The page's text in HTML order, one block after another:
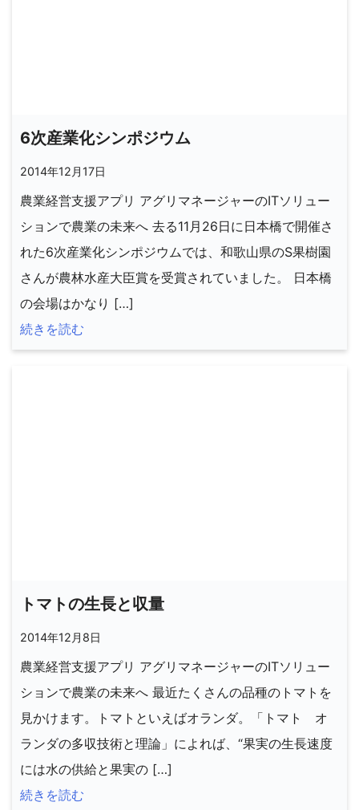
6次産業化シンポジウム
2014年12月17日
農業経営支援アプリ アグリマネージャーのITソリュー
ションで農業の未来へ 去る11月26日に日本橋で開催さ
れた6次産業化シンポジウムでは、和歌山県のS果樹園
さんが農林水産大臣賞を受賞されていました。 日本橋
の会場はかなり […]
続きを読む
トマトの生長と収量
2014年12月8日
農業経営支援アプリ アグリマネージャーのITソリュー
ションで農業の未来へ 最近たくさんの品種のトマトを
見かけます。トマトといえばオランダ。「トマト オ
ランダの多収技術と理論」によれば、“果実の生長速度
には水の供給と果実の […]
続きを読む